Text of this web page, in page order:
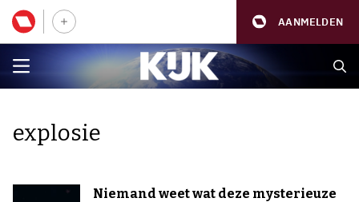
AANMELDEN
explosie
Niemand weet wat deze mysterieuze